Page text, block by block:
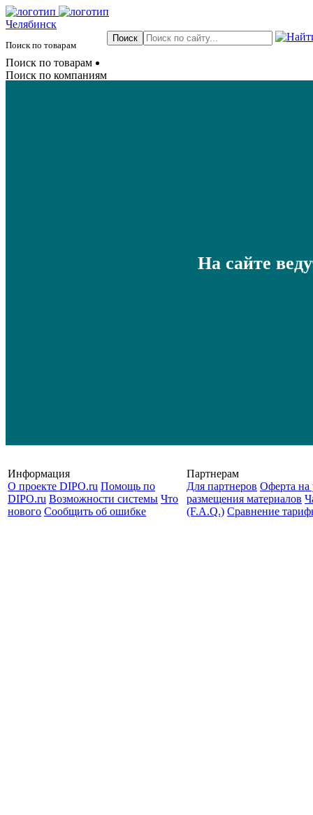
Челябинск
Поиск по товарам
Поиск по товарам
Поиск по компаниям
На сайте
Информация
О проекте DIPO.ru Помощь по
DIPO.ru Возможности системы Что
нового Сообщить об ошибке
Партнерам
Для партнеров Оферта на
размещения материалов
(F.A.Q.) Cравнение